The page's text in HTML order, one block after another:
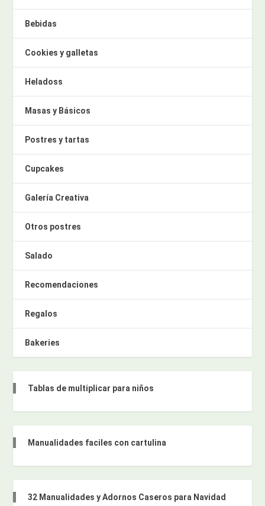
Bebidas
Cookies y galletas
Heladoss
Masas y Básicos
Postres y tartas
Cupcakes
Galería Creativa
Otros postres
Salado
Recomendaciones
Regalos
Bakeries
Tablas de multiplicar para niños
Manualidades faciles con cartulina
32 Manualidades y Adornos Caseros para Navidad